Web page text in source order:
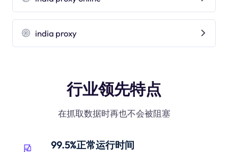
india proxy
行业领先特点
在抓取数据时再也不会被阻塞
99.5%正常运行时间